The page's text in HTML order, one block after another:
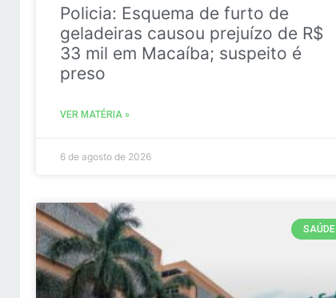
Policia: Esquema de furto de
geladeiras causou prejuízo de R$
33 mil em Macaíba; suspeito é
preso
VER MATÉRIA »
6 de agosto de 2026
SAÚDE